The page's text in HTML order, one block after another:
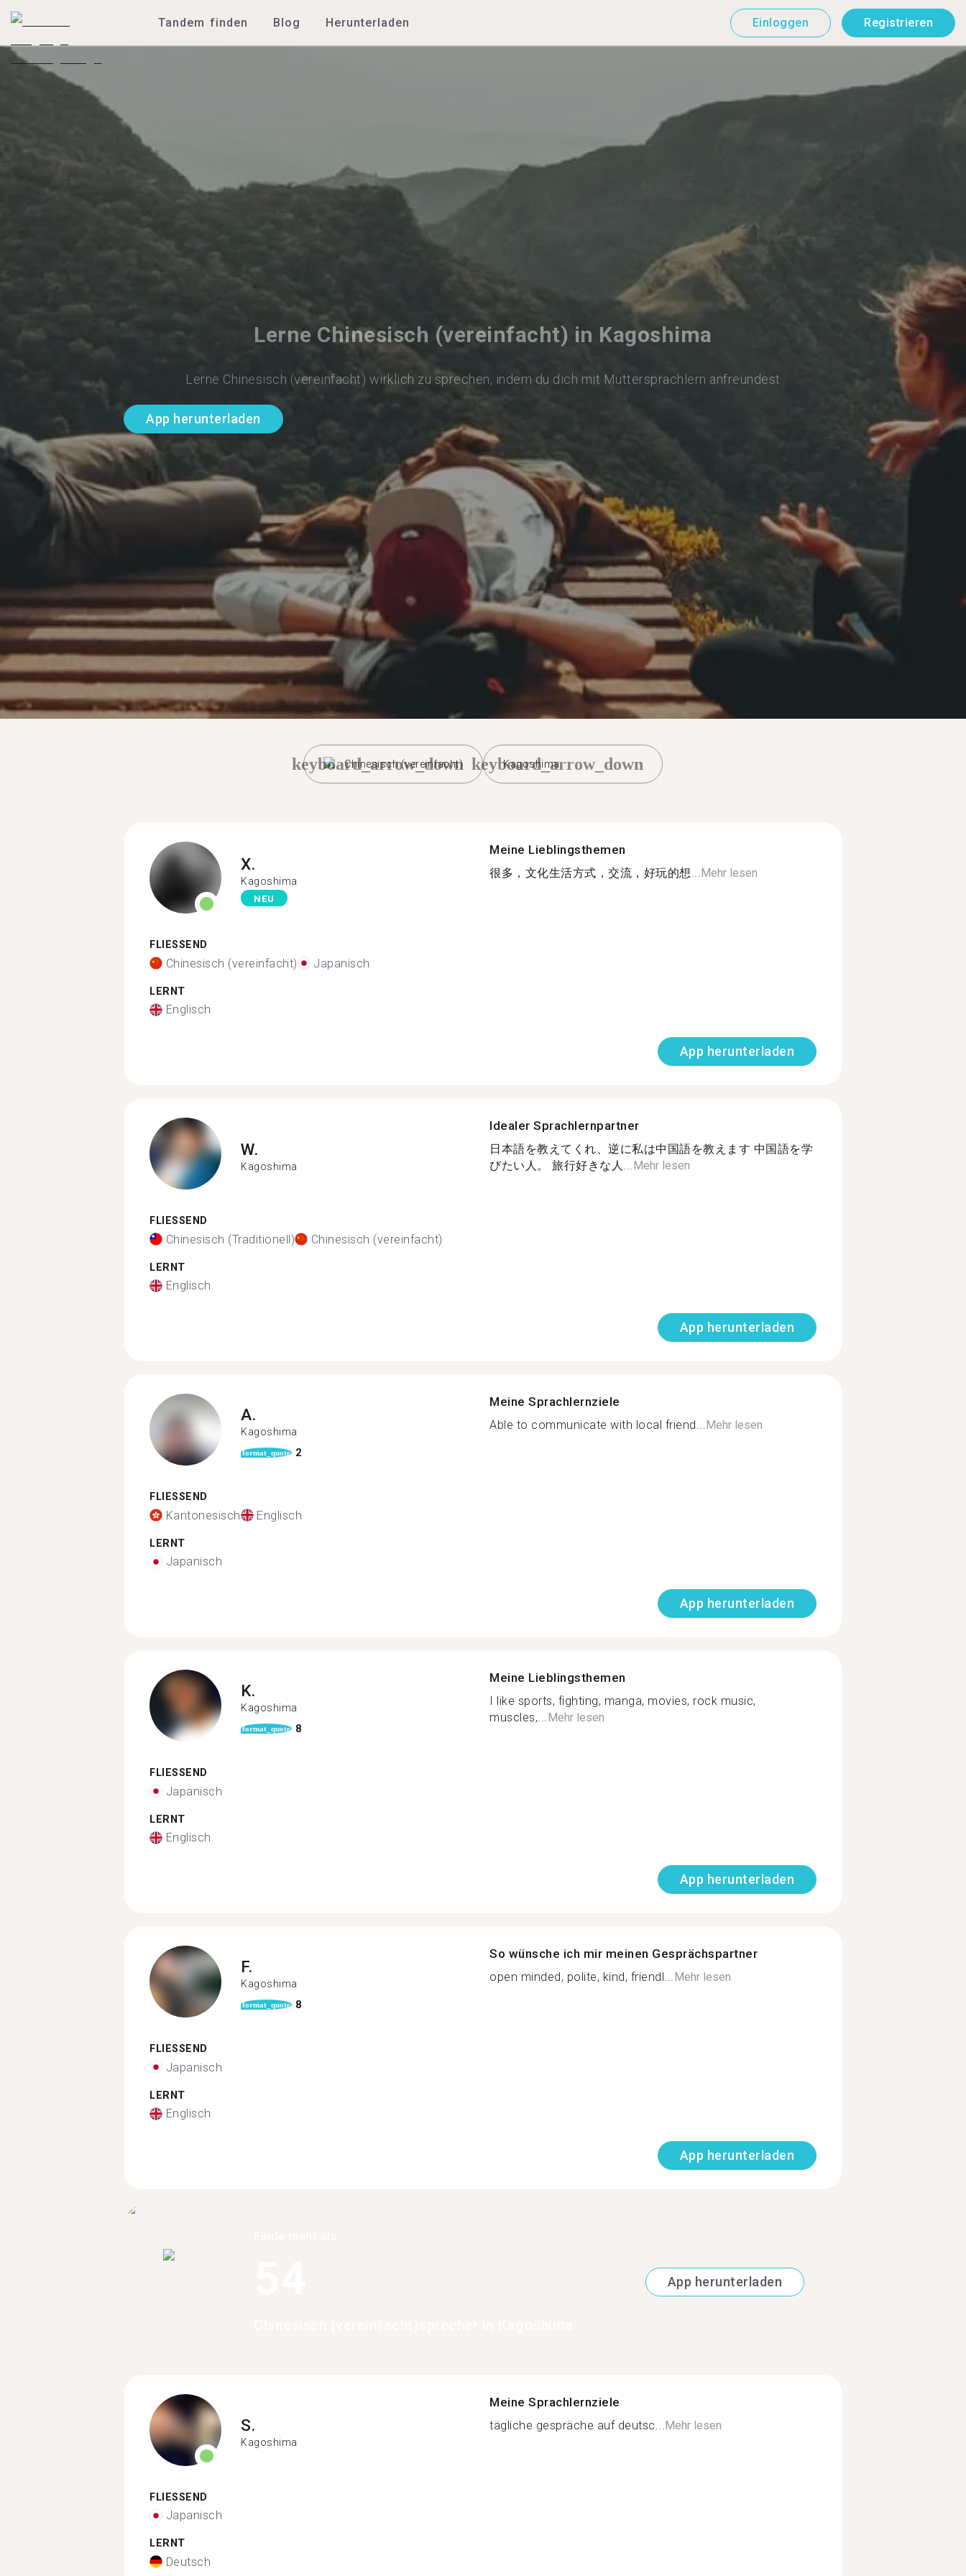
Tandem finden Blog Herunterladen Einloggen Registrieren
Lerne Chinesisch (vereinfacht) in Kagoshima
Lerne Chinesisch (vereinfacht) wirklich zu sprechen, indem du dich mit Muttersprachlern anfreundest
App herunterladen
Chinesisch (vereinfacht)
keyboard_arrow_down Kagoshima
keyboard_arrow_down
X.
Kagoshima
NEU
FLIESSEND
Chinesisch (vereinfacht) Japanisch
LERNT
Englisch
Meine Lieblingsthemen
很多，文化生活方式，交流，好玩的想...Mehr lesen
App herunterladen
W.
Kagoshima
FLIESSEND
Chinesisch (Traditionell) Chinesisch (vereinfacht)
LERNT
Englisch
Idealer Sprachlernpartner
日本語を教えてくれ、逆に私は中国語を教えます 中国語を学
びたい人。 旅行好きな人...Mehr lesen
App herunterladen
A.
Kagoshima
format_quote 2
FLIESSEND
Kantonesisch Englisch
LERNT
Japanisch
Meine Sprachlernziele
Able to communicate with local friend...Mehr lesen
App herunterladen
K.
Kagoshima
format_quote 8
FLIESSEND
Japanisch
LERNT
Englisch
Meine Lieblingsthemen
I like sports, fighting, manga, movies, rock music,
muscles,...Mehr lesen
App herunterladen
F.
Kagoshima
format_quote 8
FLIESSEND
Japanisch
LERNT
Englisch
So wünsche ich mir meinen Gesprächspartner
open minded, polite, kind, friendl...Mehr lesen
App herunterladen
App herunterladen
S.
Kagoshima
FLIESSEND
Japanisch
LERNT
Deutsch
Meine Sprachlernziele
tägliche gespräche auf deutsc... Mehr lesen